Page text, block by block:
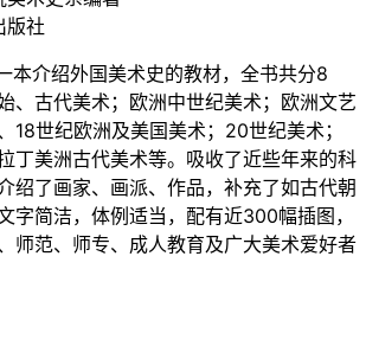
版社
本介绍外国美术史的教材，全书共分8
、古代美术；欧洲中世纪美术；欧洲文艺
18世纪欧洲及美国美术；20世纪美术；
丁美洲古代美术等。吸收了近些年来的科
绍了画家、画派、作品，补充了如古代朝
字简洁，体例适当，配有近300幅插图，
师范、师专、成人教育及广大美术爱好者